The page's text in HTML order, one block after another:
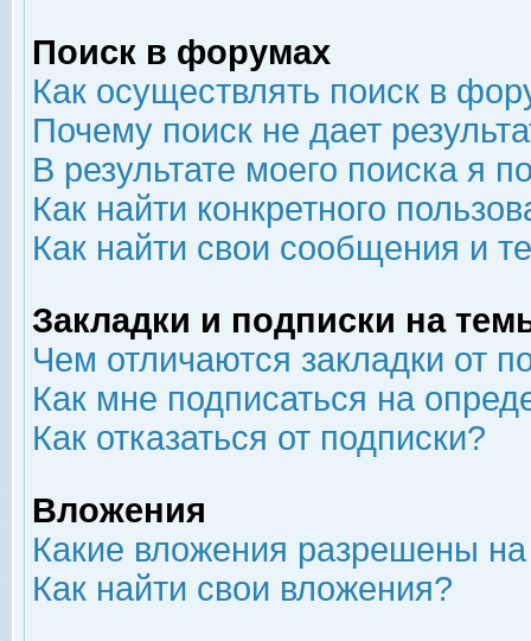
Поиск в форумах
Как осуществлять поиск в
Почему поиск не дает
В результате моего поиска я
Как найти конкретного
Как найти свои сообщения и
Закладки и подписки на
Чем отличаются закладки от
Как мне подписаться на
Как отказаться от подписки?
Вложения
Какие вложения разрешены
Как найти свои вложения?